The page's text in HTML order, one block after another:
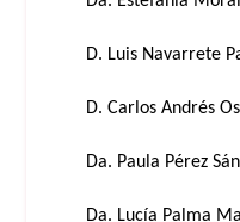
D. Luis Navarrete
D. Carlos Andrés
Da. Paula Pérez
Da. Lucía Palma